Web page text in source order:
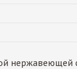
нержавеющей